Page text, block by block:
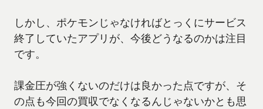
しかし、ポケモンじゃなければとっくにサービス
終了していたアプリが、今後どうなるのかは注目
です。
課金圧が強くないのだけは良かった点ですが、そ
の点も今回の買収でなくなるんじゃないかとも思